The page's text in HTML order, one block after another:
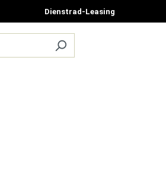
Dienstrad-Leasing